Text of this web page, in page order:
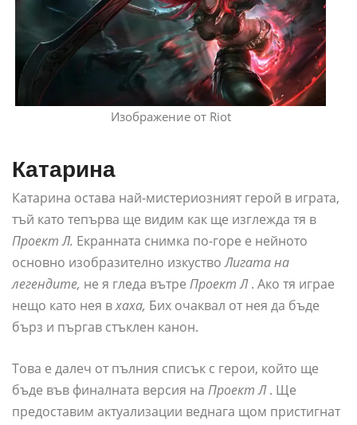
Изображение от Riot
Катарина
Катарина остава най-мистериозният герой в играта,
тъй като тепърва ще видим как ще изглежда тя в
Проект Л. Екранната снимка по-горе е нейното
основно изобразително изкуствоЛигата на
легендите, не я гледа вътре Проект Л. Ако тя играе
нещо като нея вхаха, Бих очаквал от нея да бъде
бърз и пъргав стъклен канон.
Това е далеч от пълния списък с герои, който ще
бъде във финалната версия на Проект Л. Ще
предоставим актуализации веднага щом пристигнат